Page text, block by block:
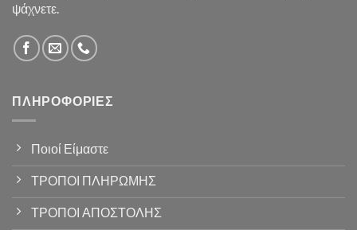
ψάχνετε.
ΠΛΗΡΟΦΟΡΊΕΣ
Ποιοί Είμαστε
ΤΡΟΠΟΙ ΠΛΗΡΩΜΗΣ
ΤΡΟΠΟΙ ΑΠΟΣΤΟΛΗΣ